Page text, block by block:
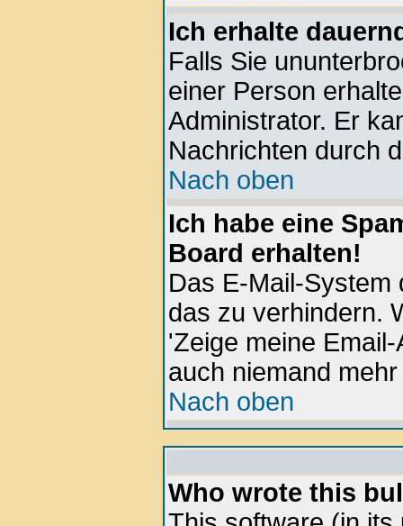
Ich erhalte
Falls Sie
einer Person
Administrator. Er
Nachrichten durch
Nach oben
Ich habe eine
Board erhalten!
Das E-Mail-System
das zu verhindern.
'Zeige meine
auch niemand
Nach oben
Who wrote this